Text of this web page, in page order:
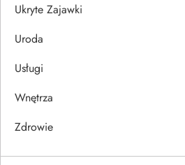
Ukryte Zajawki
Uroda
Usługi
Wnętrza
Zdrowie